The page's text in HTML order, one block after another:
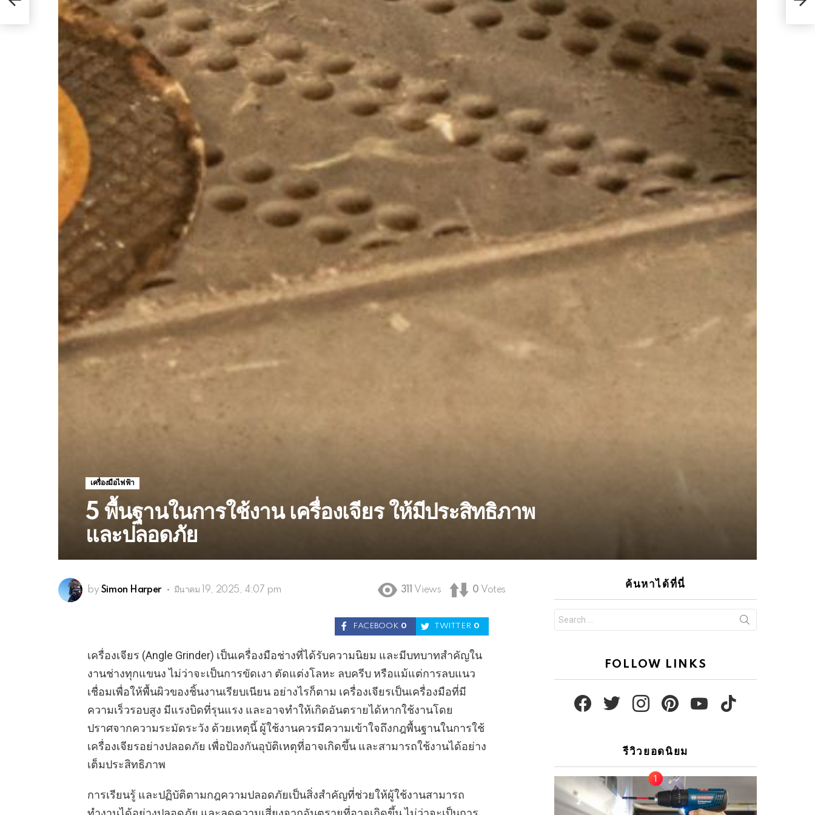
เครื่องมือไฟฟ้า
5 พื้นฐานในการใช้งาน เครื่องเจียร ให้มีประสิทธิภาพ
และปลอดภัย
by Simon Harper มีนาคม 19, 2025, 4:07 pm 311 Views 0 Votes
FACEBOOK 0 TWITTER 0
เครื่องเจียร (Angle Grinder) เป็นเครื่องมือช่างที่ได้รับความนิยม และมีบทบาทสำคัญใน
งานช่างทุกแขนง ไม่ว่าจะเป็นการขัดเงา ตัดแต่งโลหะ ลบครีบ หรือแม้แต่การลบแนว
เชื่อมเพื่อให้พื้นผิวของชิ้นงานเรียบเนียน อย่างไรก็ตาม เครื่องเจียรเป็นเครื่องมือที่มี
ความเร็วรอบสูง มีแรงบิดที่รุนแรง และอาจทำให้เกิดอันตรายได้หากใช้งานโดย
ปราศจากความระมัดระวัง ด้วยเหตุนี้ ผู้ใช้งานควรมีความเข้าใจถึงกฎพื้นฐานในการใช้
เครื่องเจียรอย่างปลอดภัย เพื่อป้องกันอุบัติเหตุที่อาจเกิดขึ้น และสามารถใช้งานได้อย่าง
เต็มประสิทธิภาพ
การเรียนรู้ และปฏิบัติตามกฎความปลอดภัยเป็นสิ่งสำคัญที่ช่วยให้ผู้ใช้งานสามารถ
ค้นหาได้ที่นี่
for:
FOLLOW LINKS
รีวิวยอดนิยม
อะไ